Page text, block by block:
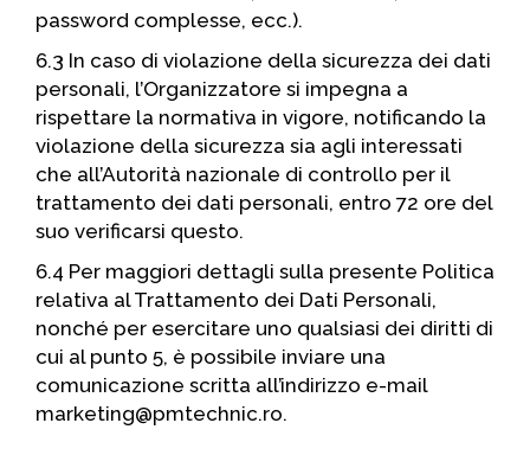
password complesse, ecc.).
6.3 In caso di violazione della sicurezza dei dati
personali, l’Organizzatore si impegna a
rispettare la normativa in vigore, notificando la
violazione della sicurezza sia agli interessati
che all’Autorità nazionale di controllo per il
trattamento dei dati personali, entro 72 ore del
suo verificarsi questo.
6.4 Per maggiori dettagli sulla presente Politica
relativa al Trattamento dei Dati Personali,
nonché per esercitare uno qualsiasi dei diritti di
cui al punto 5, è possibile inviare una
comunicazione scritta all’indirizzo e-mail
marketing@pmtechnic.ro.